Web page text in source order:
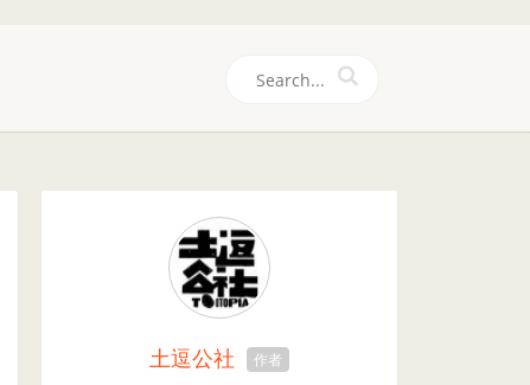
土逗公社 作者